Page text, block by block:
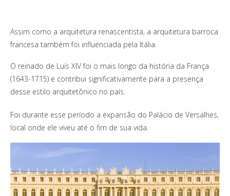
Assim como a arquitetura renascentista, a arquitetura barroca
francesa também foi influenciada pela Itália.
O reinado de Luís XIV foi o mais longo da história da França
(1643-1715) e contribui significativamente para a presença
desse estilo arquitetônico no país.
Foi durante esse período a expansão do Palácio de Versalhes,
local onde ele viveu até o fim de sua vida.